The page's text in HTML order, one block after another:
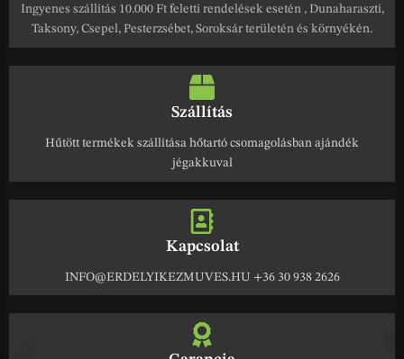
Ingyenes szállítás 10.000 Ft feletti rendelések esetén , Dunaharaszti,
Taksony, Csepel, Pesterzsébet, Soroksár területén és környékén.
Szállítás
Hűtött termékek szállítása hőtartó csomagolásban ajándék
jégakkuval
Kapcsolat
INFO@ERDELYIKEZMUVES.HU +36 30 938 2626